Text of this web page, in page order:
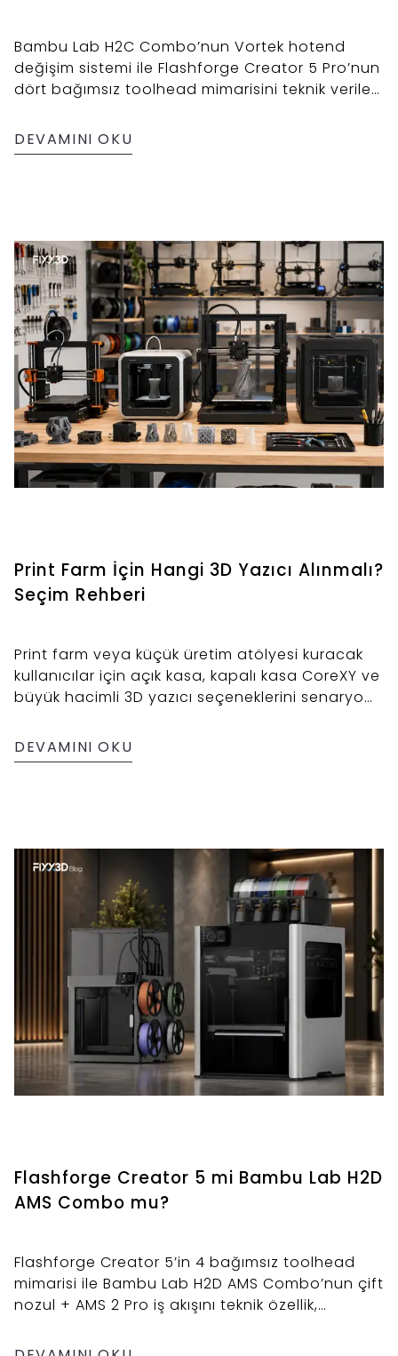
Bambu Lab H2C Combo’nun Vortek hotend
değişim sistemi ile Flashforge Creator 5 Pro’nun
dört bağımsız toolhead mimarisini teknik veriler
tarafsız rehber.
DEVAMINI OKU
Print Farm İçin Hangi 3D Yazıcı Alınmalı?
Seçim Rehberi
Print farm veya küçük üretim atölyesi kuracak
kullanıcılar için açık kasa, kapalı kasa CoreXY ve
büyük hacimli 3D yazıcı seçeneklerini senaryo
DEVAMINI OKU
Flashforge Creator 5 mi Bambu Lab H2D
AMS Combo mu?
Flashforge Creator 5’in 4 bağımsız toolhead
mimarisi ile Bambu Lab H2D AMS Combo’nun çift
nozul + AMS 2 Pro iş akışını teknik özellik,
senaryolarına göre karşılaştıran ticari blog.